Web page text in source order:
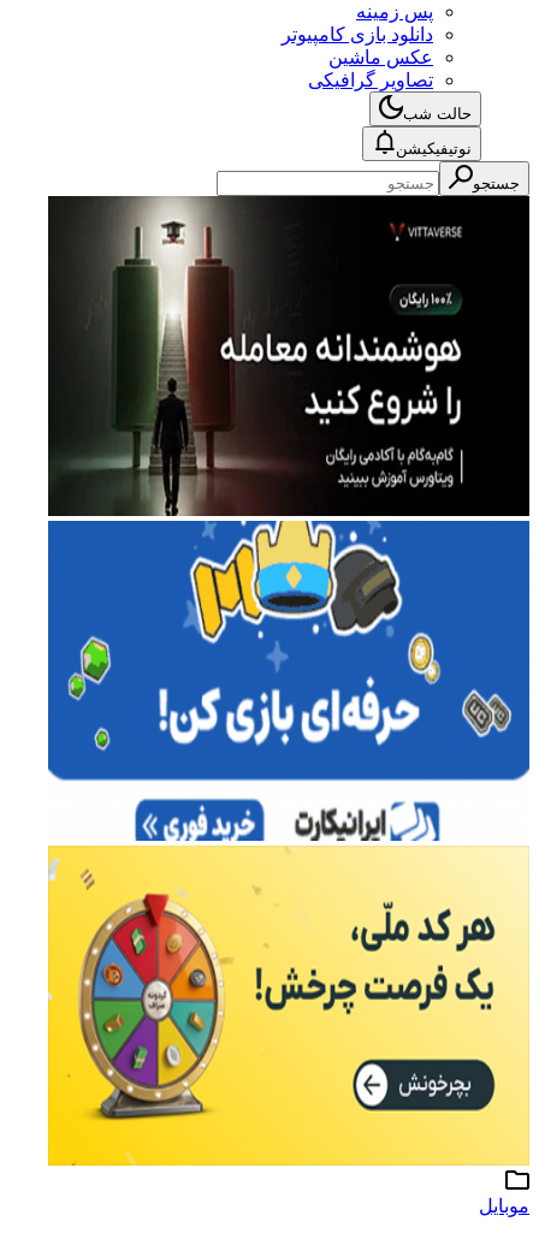
پس زمینه
دانلود بازی کامپیوتر
عکس ماشین
تصاویر گرافیکی
حالت شب
نوتیفیکیشن
جستجو
موبایل